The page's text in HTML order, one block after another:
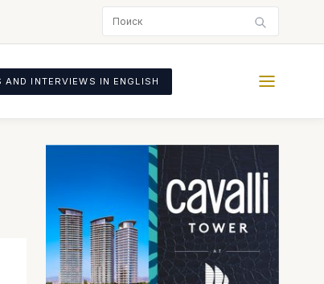
AND INTERVIEWS IN ENGLISH